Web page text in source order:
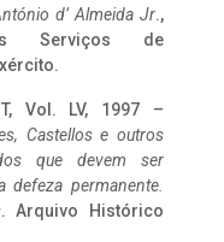
d’ Almeida Jr.,
Serviços de
Vol. LV, 1997 –
Castellos e outros
que devem ser
defeza permanente.
. Arquivo Histórico